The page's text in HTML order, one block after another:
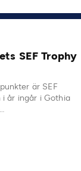
SEF Trophy
är SEF
i år ingår i Gothia